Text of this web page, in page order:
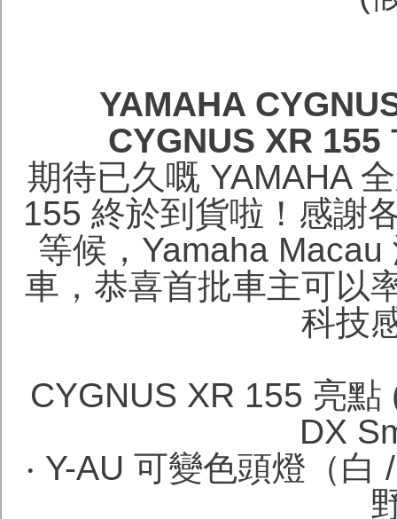
YAMAHA
CYGNUS XR 155
期待已久嘅 YAMAHA
155 終於到貨啦！感謝
等候，Yamaha
車，恭喜首批車主可以
科技
CYGNUS XR 155 亮
DX
‧ Y-AU 可變色頭燈（